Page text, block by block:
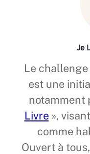
Je
Le challenge
est une
notamment
Livre»,
comme
Ouvert à